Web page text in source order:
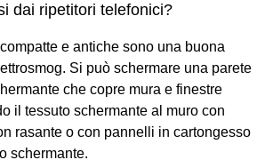
dai ripetitori telefonici?
e antiche sono una buona
Si può schermare una parete
che copre mura e finestre
il tessuto schermante al muro con
rasante o con pannelli in cartongesso
schermante.